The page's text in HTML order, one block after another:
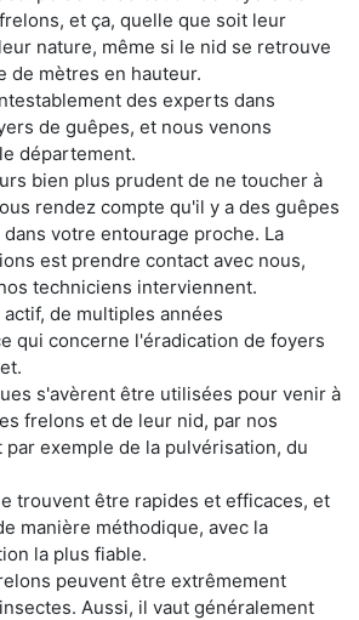
et ça, quelle que soit leur
nature, même si le nid se retrouve
de mètres en hauteur.
des experts dans
de guêpes, et nous venons
département.
bien plus prudent de ne toucher à
rendez compte qu'il y a des guêpes
votre entourage proche. La
est prendre contact avec nous,
techniciens interviennent.
de multiples années
qui concerne l'éradication de foyers
s'avèrent être utilisées pour venir à
frelons et de leur nid, par nos
exemple de la pulvérisation, du
trouvent être rapides et efficaces, et
manière méthodique, avec la
la plus fiable.
peuvent être extrêmement
Aussi, il vaut généralement